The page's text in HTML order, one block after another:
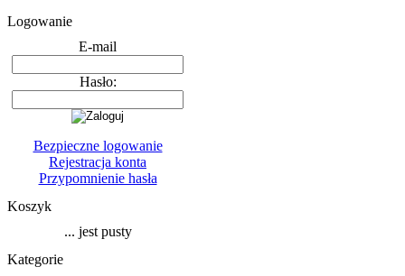
Logowanie
E-mail
Hasło:
Bezpieczne logowanie
Rejestracja konta
Przypomnienie hasła
Koszyk
... jest pusty
Kategorie